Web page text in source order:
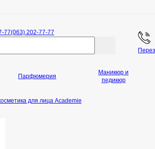
77(063) 202-77-77
для лица Academie
Парфюмерия
Маникюр и
педикюр